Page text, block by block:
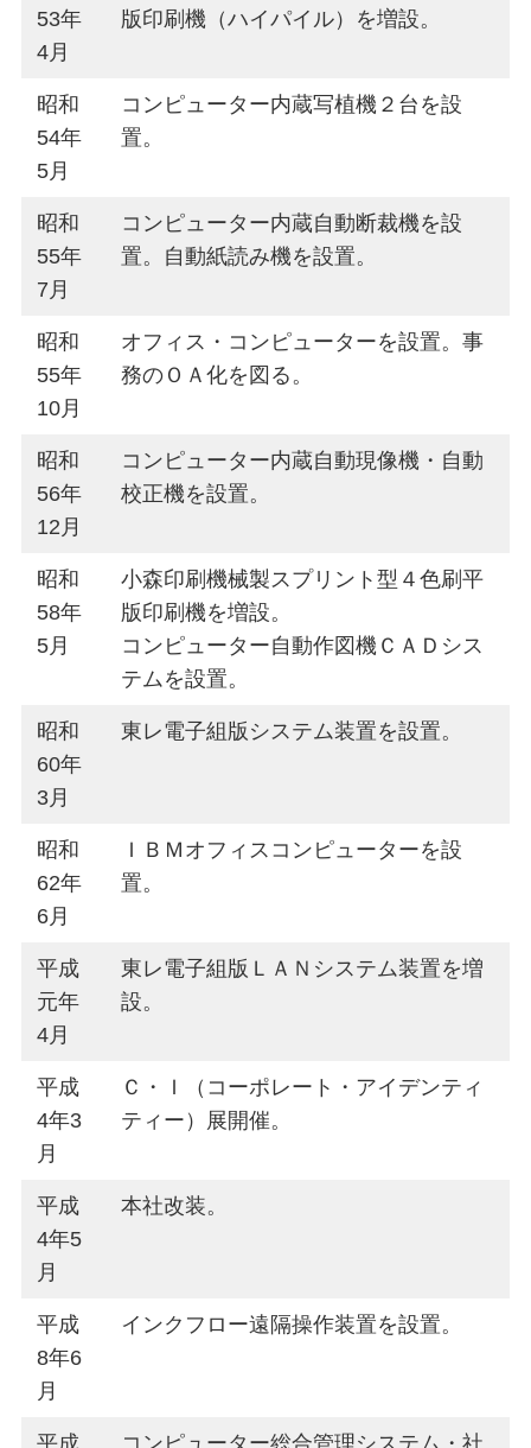
53年
4月
版印刷機（ハイパイル）を増設。
昭和
54年
5月
コンピューター内蔵写植機２台を設
置。
昭和
55年
7月
コンピューター内蔵自動断裁機を設
置。自動紙読み機を設置。
昭和
55年
10月
オフィス・コンピューターを設置。事
務のＯＡ化を図る。
昭和
56年
12月
コンピューター内蔵自動現像機・自動
校正機を設置。
昭和
58年
5月
小森印刷機械製スプリント型４色刷平
版印刷機を増設。
コンピューター自動作図機ＣＡＤシス
テムを設置。
昭和
60年
3月
東レ電子組版システム装置を設置。
昭和
62年
6月
ＩＢＭオフィスコンピューターを設
置。
平成
元年
4月
東レ電子組版ＬＡＮシステム装置を増
設。
平成
4年3
月
Ｃ・Ｉ（コーポレート・アイデンティ
ティー）展開催。
平成
4年5
月
本社改装。
平成
8年6
月
インクフロー遠隔操作装置を設置。